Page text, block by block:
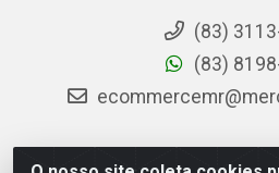
(83)
(83)